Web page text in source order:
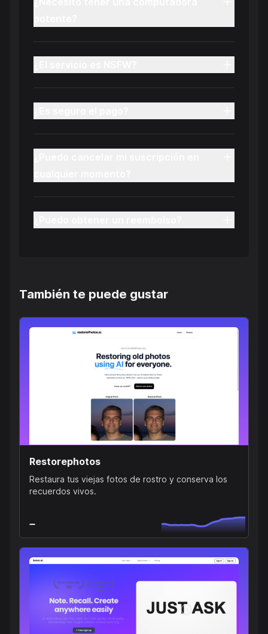
También te puede gustar
Restorephotos
Restaura tus viejas fotos de rostro y conserva los
recuerdos vivos.